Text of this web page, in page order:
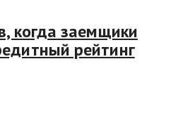
когда заемщики
рейтинг